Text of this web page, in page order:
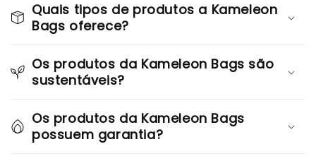
Quais tipos de produtos a Kameleon
Bags oferece?
Os produtos da Kameleon Bags são
sustentáveis?
Os produtos da Kameleon Bags
possuem garantia?